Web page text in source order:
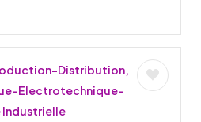
Distribution,
Electrotechnique-
Industrielle